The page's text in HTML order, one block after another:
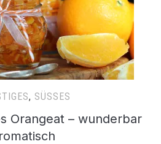
, SÜSSES
Orangeat – wunderbar